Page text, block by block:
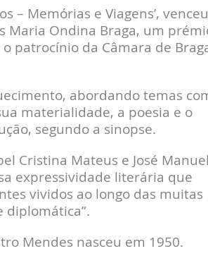
– Memórias e Viagens’, venceu
Maria Ondina Braga, um
patrocínio da Câmara de
abordando temas
materialidade, a poesia e o
segundo a sinopse.
Cristina Mateus e José
expressividade literária que
vividos ao longo das muitas
diplomática”.
Mendes nasceu em 1950.